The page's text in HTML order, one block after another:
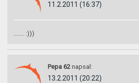
11.2.2011 (16:37)
……. :)))
Pepa 62 napsal:
13.2.2011 (20:22)